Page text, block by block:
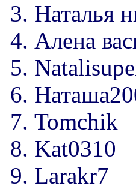
3. Наталья
4. Алена
5.
6.
7. Tomchik
8. Kat0310
9. Larakr7